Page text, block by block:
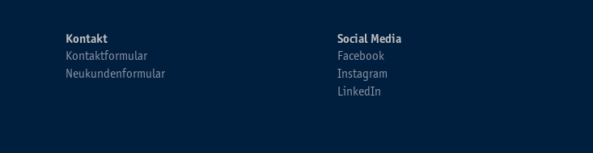
Kontakt
Kontaktformular
Neukundenformular
Social Media
Facebook
Instagram
LinkedIn